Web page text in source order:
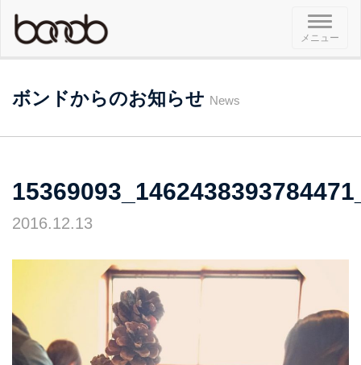
メ
ニ
ュ
メニュー
ボンドからのお知らせ News
2016.12.13